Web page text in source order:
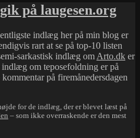
der
gik
laugesen.org
på laugesen.org
indlæg her på min blog er
rart at se på top-10 listen
sarkastisk indlæg om Arto.dk er
om teposefoldning er på
på firemånedersdagen
for de indlæg, der er blevet læst på
– som ikke overraskende er den mest